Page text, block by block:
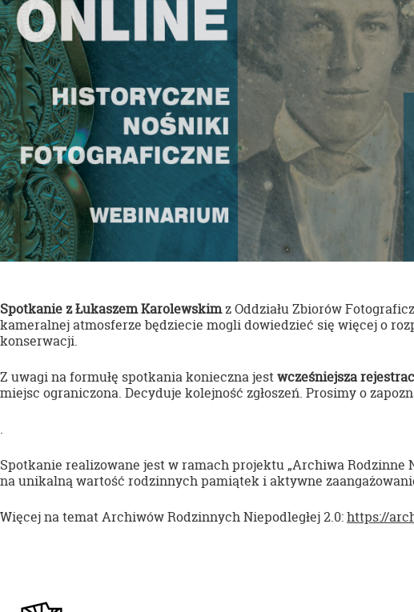
Spotkanie z Łukaszem Karolewskimz Oddziału Zbiorów
kameralnej atmosferze będziecie mogli dowiedzieć się więcej o
konserwacji.
Z uwagi na formułę spotkania konieczna jestwcześniejsza
miejsc ograniczona. Decyduje kolejność zgłoszeń. Prosimy o
.
Spotkanie realizowane jest w ramach projektu „Archiwa Rodzinne
na unikalną wartość rodzinnych pamiątek i aktywne
Więcej na temat Archiwów Rodzinnych Niepodległej 2.0:https://